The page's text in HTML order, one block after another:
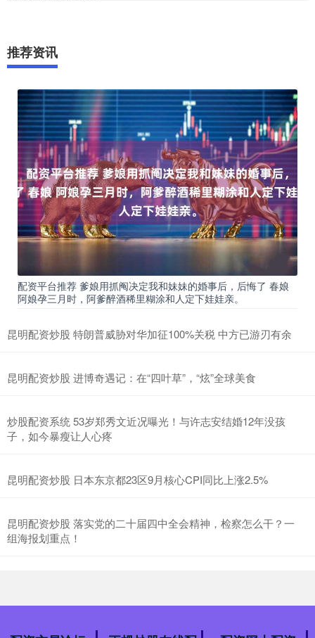
推荐资讯
配资平台推荐 爹娘用抓阄决定我和妹妹的婚事后，后悔了 春娘
阿娘孕三月时，阿爹醉酒稀里糊涂和人定下娃娃亲。
昆明配资炒股 特朗普威胁对华加征100%关税 中方已游刃有余
昆明配资炒股 进博奇遇记：在“四叶草”，“炫”全球美食
炒股配资系统 53岁郑秀文近况曝光！与许志安结婚12年没孩
子，如今暴瘦让人心疼
昆明配资炒股 日本东京都23区9月核心CPI同比上涨2.5%
昆明配资炒股 落实党的二十届四中全会精神，检察怎么干？一
组海报划重点！